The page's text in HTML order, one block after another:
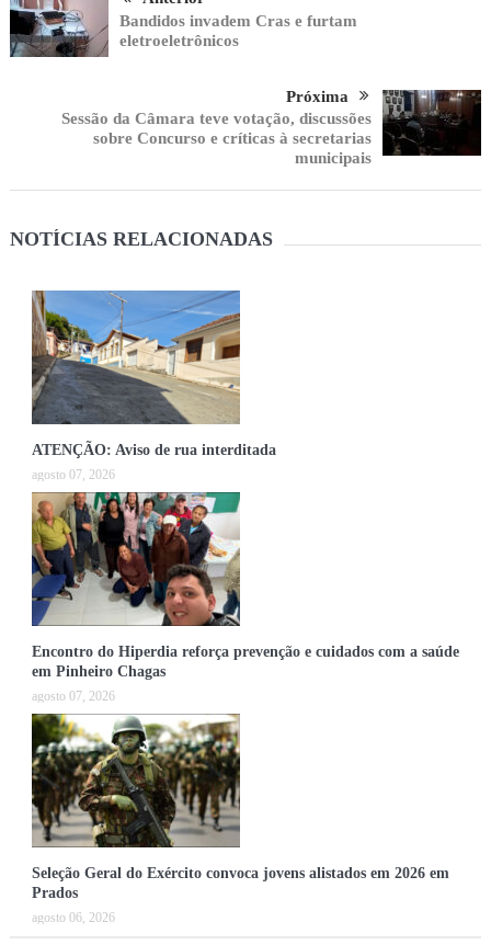
Bandidos invadem Cras e furtam
eletroeletrônicos
Próxima
Sessão da Câmara teve votação, discussões
sobre Concurso e críticas à secretarias
municipais
NOTÍCIAS RELACIONADAS
ATENÇÃO: Aviso de rua interditada
agosto 07, 2026
Encontro do Hiperdia reforça prevenção e cuidados com a saúde
em Pinheiro Chagas
agosto 07, 2026
Seleção Geral do Exército convoca jovens alistados em 2026 em
Prados
agosto 06, 2026